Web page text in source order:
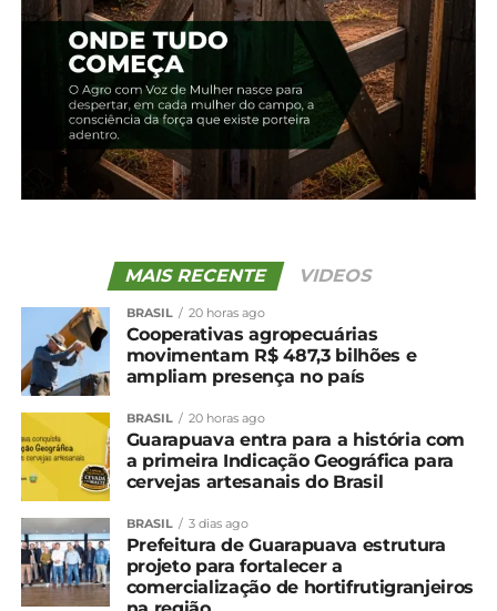
25 de setembro, 2024
Em "Paraná"
TÓPICOS RELACIONADOS: AGRICULTURA
AGRO
AGRONEGÓCIO
CEVADA LAVOURAS
MILHO
PRODUTOR RURAL
UP NEXT
Paraná tem destaque nacional na produção
Soja foi o principal produto exportado pelo
Paraná de janeiro a agosto
MAIS RECENTE VIDEOS
BRASIL 20 horas ago
Cooperativas agropecuárias
movimentam R$ 487,3 bilhões e
ampliam presença no país
BRASIL 20 horas ago
Guarapuava entra para a história com
a primeira Indicação Geográfica para
cervejas artesanais do Brasil
BRASIL 3 dias ago
Prefeitura de Guarapuava estrutura
projeto para fortalecer a
comercialização de hortifrutigranjeiros